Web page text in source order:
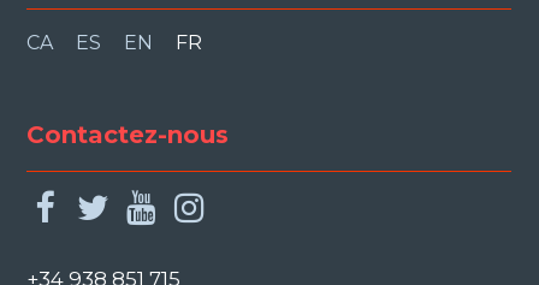
CA ES EN FR
Contactez-nous
facebook
twitteryoutube
+34 938 851 715